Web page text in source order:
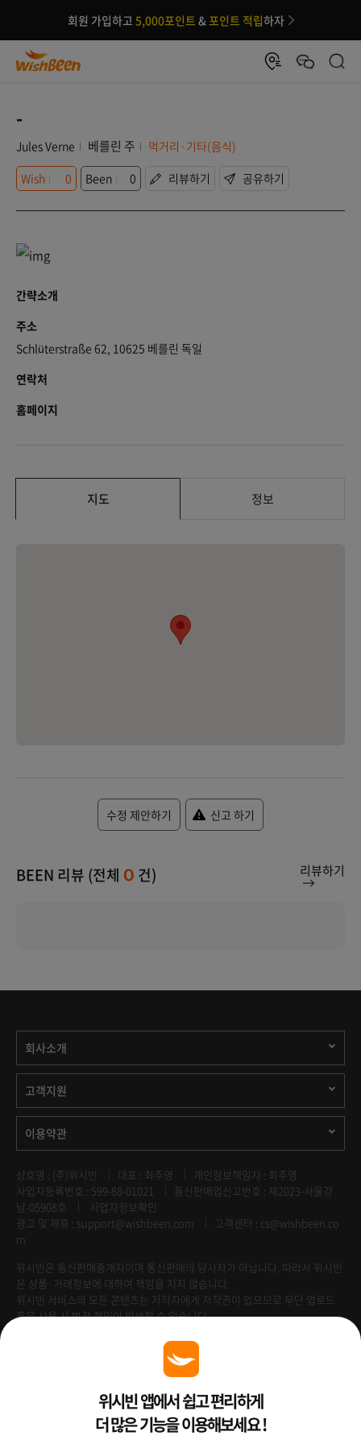
회원 가입하고 5,000포인트 &포인트 적립하자
-
Jules Verne 베를린 주
먹거리·기타(음식)
Wish
0 Been 0 리뷰하기 공유하기
간략소개
주소
Schlüterstraße 62, 10625 베를린 독일
연락처
홈페이지
지도 정보
수정 제안하기 신고 하기
BEEN 리뷰 (전체 0 건) 리뷰하기
회사소개
고객지원
이용약관
상호명 : (주)위시빈 대표 : 최주영
개인정보책임자 : 최주영
사업자등록번호 : 599-88-01021
통신판매업신고번호 : 제2023-서울강
남-05908호
사업자정보확인
광고 및 제휴 : support@wishbeen.com
고객센터 : cs@wishbeen.co
m
위시빈은 통신판매중개자이며 통신판매의 당사자가 아닙니다. 따라서 위시빈
은 상품·거래정보에 대하여 책임을 지지 않습니다.
위시빈 서비스의 모든 콘텐츠는 저작자에게 저작권이 있으므로 무단 업로드
혹은 사용 시 법적 책임이 발생할 수 있습니다.
Venture Enterprise위시빈 앱에서 쉽고 편리하게
더 많은 기능을 이용해보세요 !